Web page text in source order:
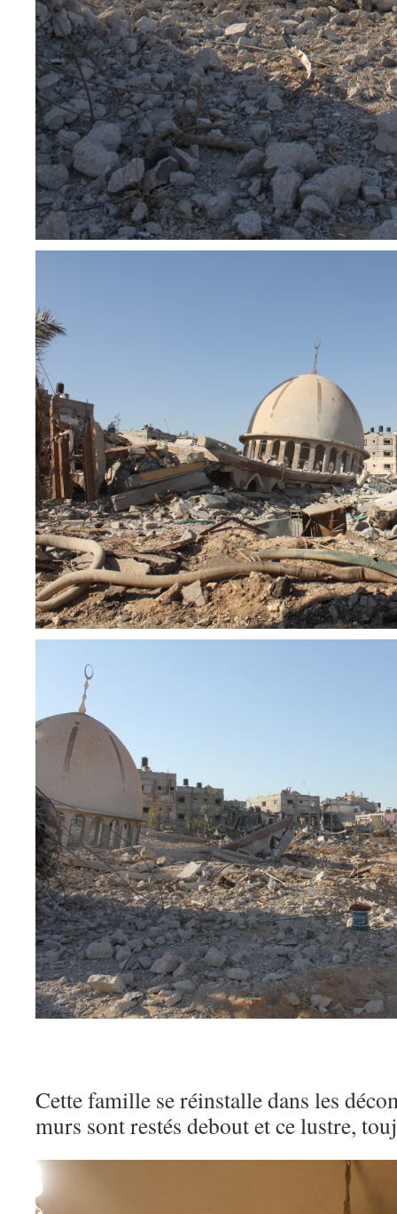
Cette famille se réinstalle dans les
murs sont restés debout et ce lustre,